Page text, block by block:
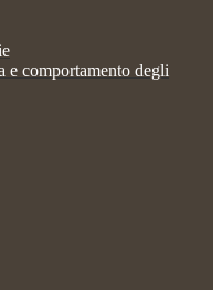
e comportamento degli